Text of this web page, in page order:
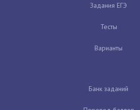
Задания ЕГЭ
Тесты
Варианты
Банк заданий